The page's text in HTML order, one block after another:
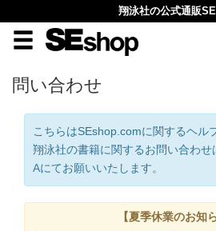
翔泳社の公式通販
問い合わせ
こちらはSEshop.comに関するヘル
翔泳社の書籍に関するお問い合わせ
Aにてお願いいたします。
【夏季休業のお知